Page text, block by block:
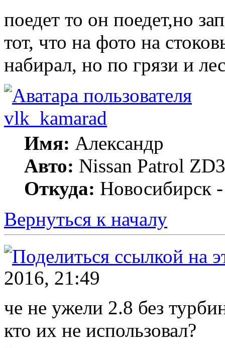
поедет то он поедет,но
тот, что на фото на
набирал, но по грязи и
vlk_kamarad
Имя: Александр
Авто: Nissan Patrol
Откуда: Новосибирск
Вернуться к началу
2016, 21:49
че не ужели 2.8 без
кто их не использовал?